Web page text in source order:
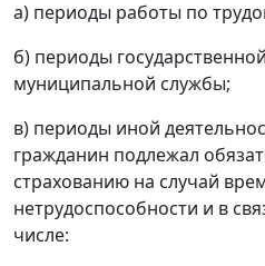
а) периоды работы по
б) периоды
муниципальной службы;
в) периоды иной
гражданин подлежал
страхованию на случай
нетрудоспособности и в
числе: